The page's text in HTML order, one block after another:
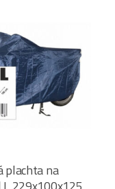
plachta na